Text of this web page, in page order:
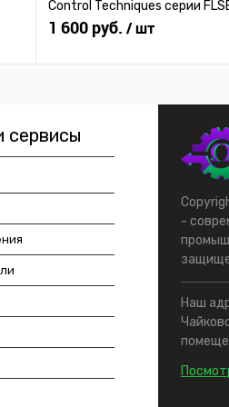
Control Techniques серии
1 600 руб. / шт
сервисы
-
Наш